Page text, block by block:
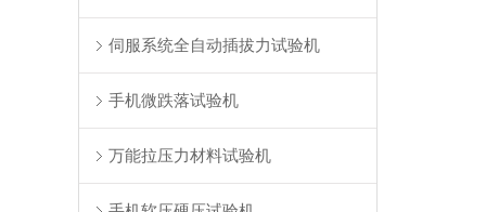
伺服系统全自动插拔力试验机
手机微跌落试验机
万能拉压力材料试验机